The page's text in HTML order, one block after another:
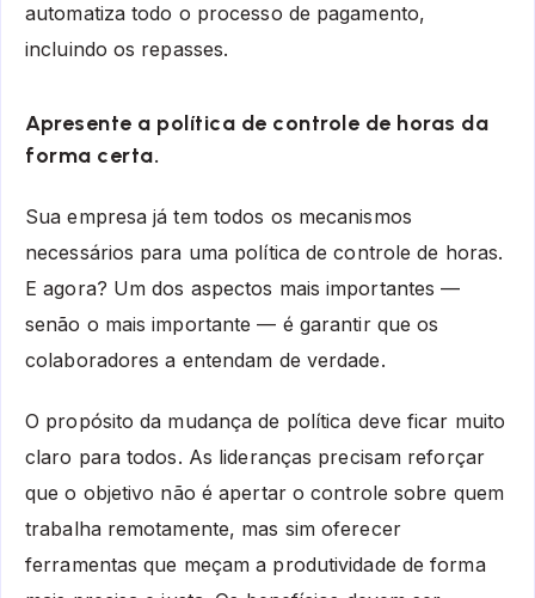
automatiza todo o processo de pagamento,
incluindo os repasses.
Apresente a política de controle de horas da
forma certa.
Sua empresa já tem todos os mecanismos
necessários para uma política de controle de horas.
E agora? Um dos aspectos mais importantes —
senão o mais importante — é garantir que os
colaboradores a entendam de verdade.
O propósito da mudança de política deve ficar muito
claro para todos. As lideranças precisam reforçar
que o objetivo não é apertar o controle sobre quem
trabalha remotamente, mas sim oferecer
ferramentas que meçam a produtividade de forma